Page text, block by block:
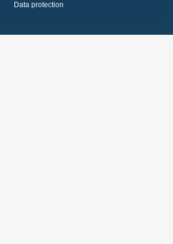
Data protection